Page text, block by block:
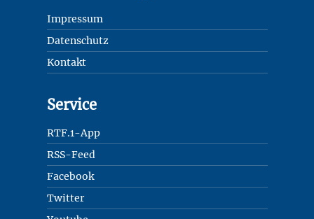
Impressum
Datenschutz
Kontakt
Service
RTF.1-App
RSS-Feed
Facebook
Twitter